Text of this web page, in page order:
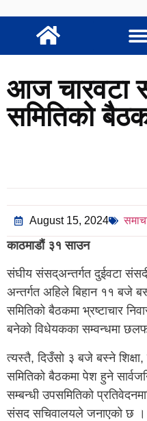
आज चारवटा
समितिको
August 15, 2024
काठमाडौं ३१ साउन
संघीय संसद्अन्तर्गत दुईवटा
अन्तर्गत अहिले बिहान ११ बजे
समितिको बैठकमा भ्रष्टाचार
बनेको विधेयकका सम्वन्धमा
त्यस्तै, दिउँसो ३ बजे बस्ने
समितिको बैठकमा पेश हुने
सम्बन्धी उपसमितिको
संसद सचिवालयले जनाएको छ ।